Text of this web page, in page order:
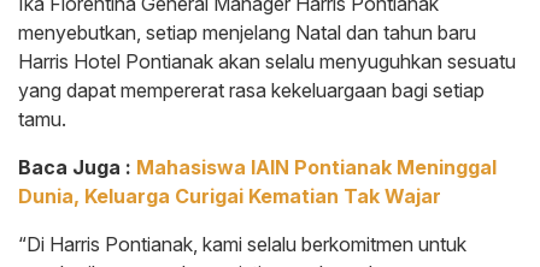
menyebutkan, setiap menjelang Natal dan tahun baru
Harris Hotel Pontianak akan selalu menyuguhkan sesuatu
yang dapat mempererat rasa kekeluargaan bagi setiap
tamu.
Baca Juga : Mahasiswa IAIN Pontianak Meninggal
Dunia, Keluarga Curigai Kematian Tak Wajar
“Di Harris Pontianak, kami selalu berkomitmen untuk